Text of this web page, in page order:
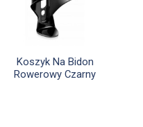
Szybki podgląd
Koszyk Na Bidon
Rowerowy Czarny